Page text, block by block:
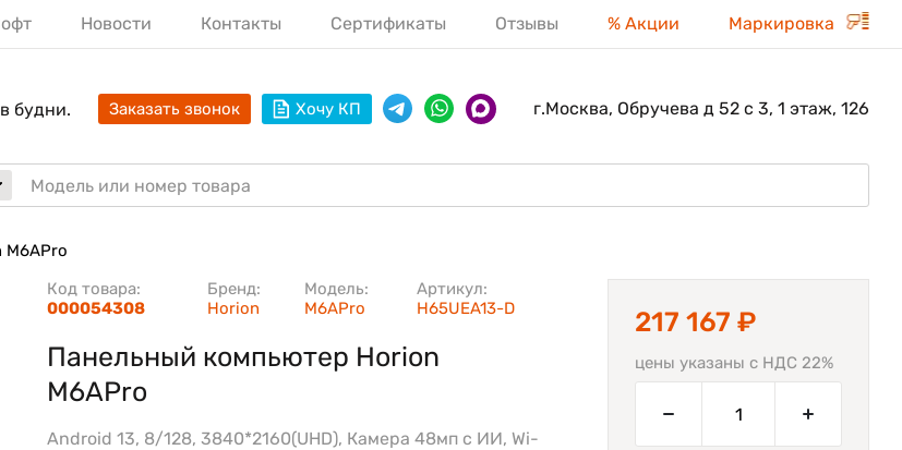
Новости Контакты Сертификаты Отзывы % Акции Маркировка
будни. Заказать звонок Хочу КП г.Москва, Обручева д 52 с 3, 1 этаж, 126
M6APro
Бренд:
Horion
Модель:
M6APro
Код товара:
000054308
Артикул:
H65UEA13-D
Панельный компьютер Horion
M6APro
Android 13, 8/128, 3840*2160(UHD), Камера 48мп с ИИ, Wi-
217 167 ₽
цены указаны с НДС 22%